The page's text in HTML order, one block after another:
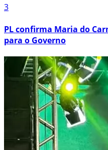
3
PL confirma Maria do
para o Governo